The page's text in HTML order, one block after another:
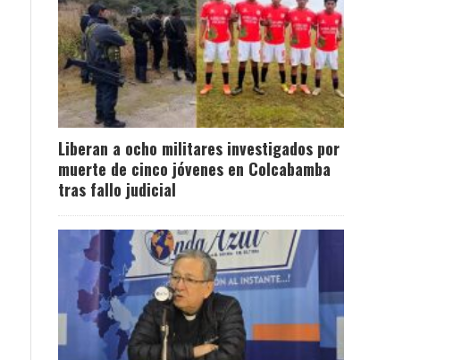
Liberan a ocho militares investigados por
muerte de cinco jóvenes en Colcabamba
tras fallo judicial